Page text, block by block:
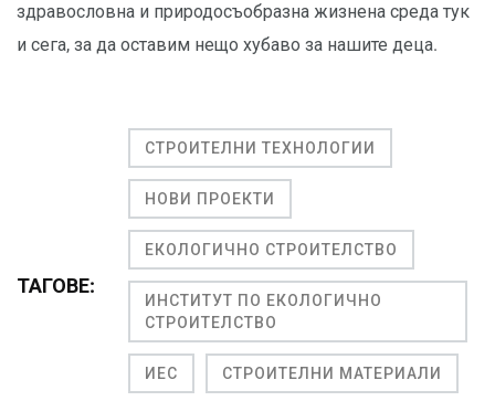
здравословна и природосъобразна жизнена среда тук
и сега, за да оставим нещо хубаво за нашите деца.
ТАГОВЕ:
СТРОИТЕЛНИ ТЕХНОЛОГИИ
НОВИ ПРОЕКТИ
ЕКОЛОГИЧНО СТРОИТЕЛСТВО
ИНСТИТУТ ПО ЕКОЛОГИЧНО
СТРОИТЕЛСТВО
ИЕС СТРОИТЕЛНИ МАТЕРИАЛИ